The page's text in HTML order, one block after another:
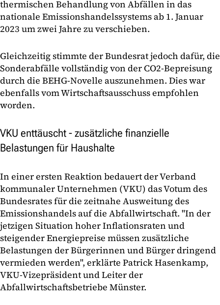
thermischen Behandlung von Abfällen in das
nationale Emissionshandelssystems ab 1. Januar
2023 um zwei Jahre zu verschieben.
Gleichzeitig stimmte der Bundesrat jedoch dafür, die
Sonderabfälle vollständig von der CO2-Bepreisung
durch die BEHG-Novelle auszunehmen. Dies war
ebenfalls vom Wirtschaftsausschuss empfohlen
worden.
VKU enttäuscht - zusätzliche finanzielle
Belastungen für Haushalte
In einer ersten Reaktion bedauert der Verband
kommunaler Unternehmen (VKU) das Votum des
Bundesrates für die zeitnahe Ausweitung des
Emissionshandels auf die Abfallwirtschaft. "In der
jetzigen Situation hoher Inflationsraten und
steigender Energiepreise müssen zusätzliche
Belastungen der Bürgerinnen und Bürger dringend
vermieden werden", erklärte Patrick Hasenkamp,
VKU-Vizepräsident und Leiter der
Abfallwirtschaftsbetriebe Münster.